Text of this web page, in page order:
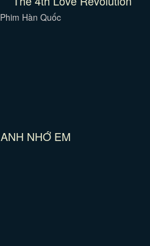
Phim Hàn Quốc
ANH NHỚ EM